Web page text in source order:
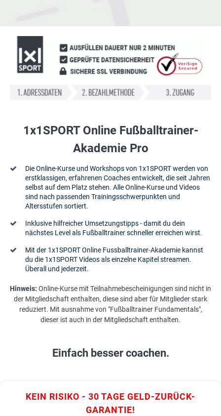
1x1SPORT Online Fußballtrainer-
Akademie Pro
Die Online-Kurse und Workshops von 1x1SPORT werden von
erstklassigen, erfahrenen Coaches entwickelt, die seit Jahren
selbst auf dem Platz stehen. Alle Online-Kurse und Videos
sind nach passenden Trainingsschwerpunkten und
Altersstufen sortiert.
Inklusive hilfreicher Umsetzungstipps - damit du dein
nächstes Level als Fußballtrainer schneller erreichen wirst.
Mit der 1x1SPORT Online Fussballtrainer-Akademie kannst
du die 1x1SPORT Videos als einzelne Kapitel streamen.
Überall und jederzeit.
Hinweis: Online-Kurse mit Teilnahmebescheinigungen sind nicht in
der Mitgliedschaft enthalten, diese sind aber für Mitglieder stark
reduziert. Mit ausnahme von "Fußballtrainer Fundamentals",
dieser ist auch in der Mitgliedschaft enthalten.
Einfach besser coachen.
KEIN RISIKO - 30 TAGE GELD-ZURÜCK-
GARANTIE!